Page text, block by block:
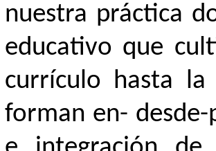
nuestra práctica
educativo que
currículo hasta
forman en-